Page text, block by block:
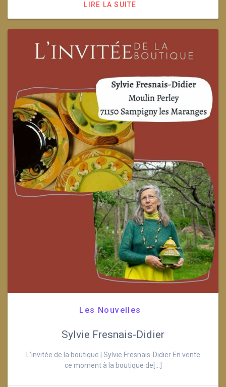
LIRE LA SUITE
Les Nouvelles
Sylvie Fresnais-Didier
L’invitée de la boutique | Sylvie Fresnais-Didier En vente
ce moment à la boutique de[…]